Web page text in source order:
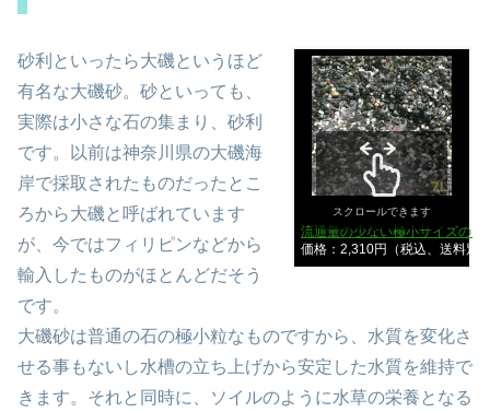
流通量の少ない極小サイズの
価格：2,310円（税込、送料別
スクロールできます
砂利といったら大磯というほど
有名な大磯砂。砂といっても、
実際は小さな石の集まり、砂利
です。以前は神奈川県の大磯海
岸で採取されたものだったとこ
ろから大磯と呼ばれています
が、今ではフィリピンなどから
輸入したものがほとんどだそう
です。
大磯砂は普通の石の極小粒なものですから、水質を変化さ
せる事もないし水槽の立ち上げから安定した水質を維持で
きます。それと同時に、ソイルのように水草の栄養となる